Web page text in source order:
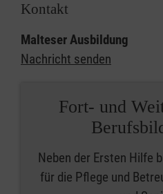
Kontakt
Malteser Ausbildung
Nachricht senden
Fort- und
Neben der Ersten Hilfe
für die Pflege und